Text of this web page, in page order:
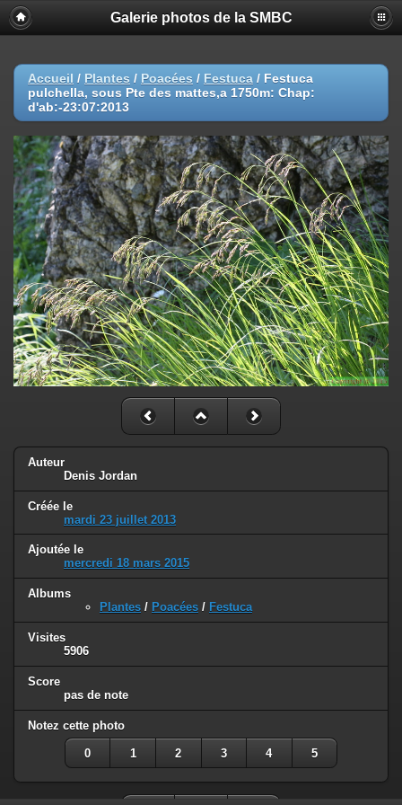
Galerie photos de la SMBC
Accueil / Plantes / Poacées / Festuca / Festuca
pulchella, sous Pte des mattes,a 1750m: Chap:
d'ab:-23:07:2013
Auteur
Denis Jordan
Créée le
mardi 23 juillet 2013
Ajoutée le
mercredi 18 mars 2015
Albums
Plantes / Poacées / Festuca
Visites
5906
Score
pas de note
Notez cette photo
0 1 2 3 4 5